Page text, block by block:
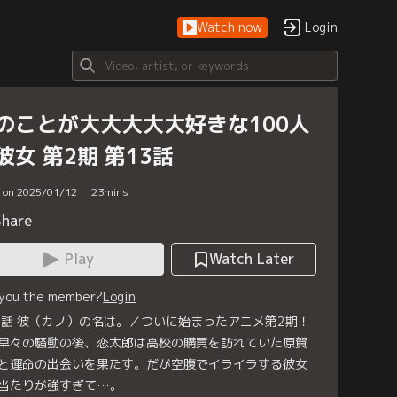
Watch now Login
ことが大大大大大好きな100人
女 第2期 第13話
2025/01/12 23mins
Play
Watch Later
the member?Login
彼（カノ）の名は。／ついに始まったアニメ第2期！
々の騒動の後、恋太郎は高校の購買を訪れていた原賀
運命の出会いを果たす。だが空腹でイライラする彼女
たりが強すぎて…。